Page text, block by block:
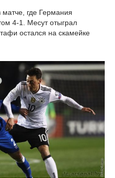
где Германия
4-1. Месут отыграл
остался на скамейке